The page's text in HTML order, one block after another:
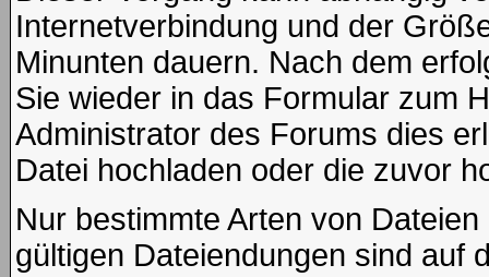
Internetverbindung und der
Minunten dauern. Nach dem
Sie wieder in das Formular zum
Administrator des Forums dies
Datei hochladen oder die zuvor
Nur bestimmte Arten von
gültigen Dateiendungen sind auf